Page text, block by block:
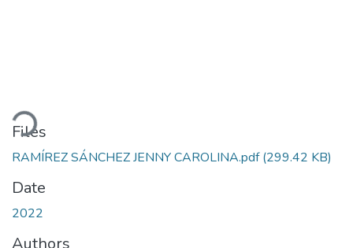
Files
RAMÍREZ SÁNCHEZ JENNY CAROLINA.pdf(299.42 KB)
Date
2022
Authors